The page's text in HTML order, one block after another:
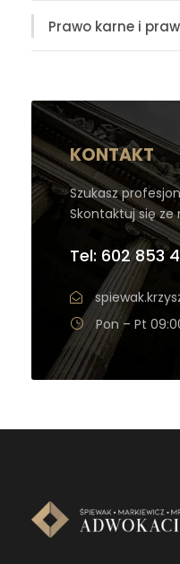
Prawo karne i
KONTAKT
Szukasz
Skontaktuj się ze
Tel: 602 853
Pon – Pt